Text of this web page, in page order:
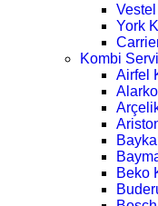
York
Kombi
Airfel
Beko